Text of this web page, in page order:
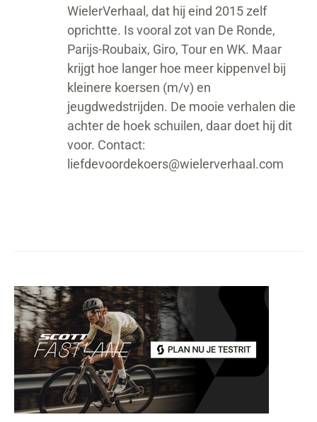
WielerVerhaal, dat hij eind 2015 zelf
oprichtte. Is vooral zot van De Ronde,
Parijs-Roubaix, Giro, Tour en WK. Maar
krijgt hoe langer hoe meer kippenvel bij
kleinere koersen (m/v) en
jeugdwedstrijden. De mooie verhalen die
achter de hoek schuilen, daar doet hij dit
voor. Contact:
liefdevoordekoers@wielerverhaal.com